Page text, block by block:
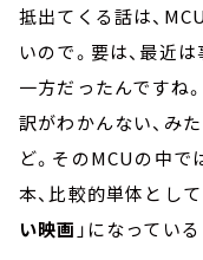
抵出てくる話は、
いので。要は、最近
一方だったんですね
訳がわかんない、み
ど。そのMCUの中で
本、比較的単体とし
い映画 」になってい